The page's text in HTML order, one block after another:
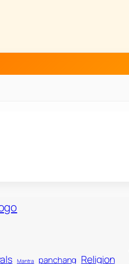
Mantra panchang Religion